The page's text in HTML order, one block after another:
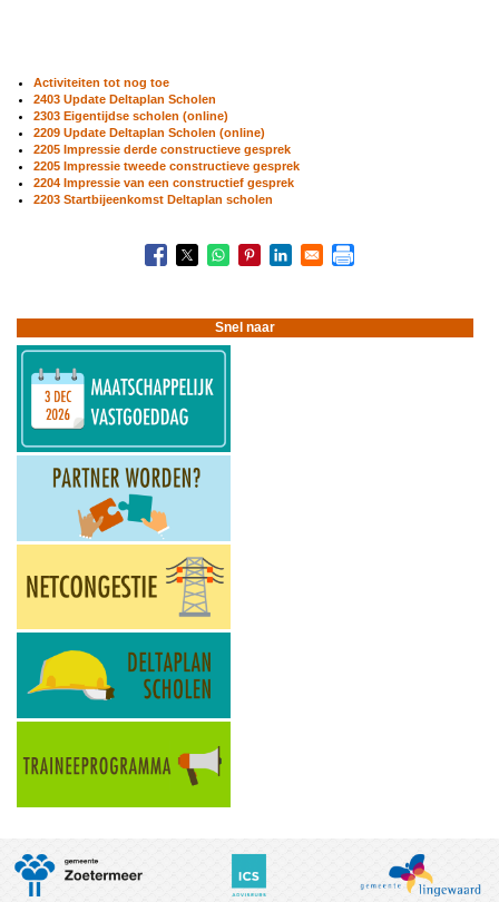
Activiteiten tot nog toe
2403 Update Deltaplan Scholen
2303 Eigentijdse scholen (online)
2209 Update Deltaplan Scholen (online)
2205 Impressie derde constructieve gesprek
2205 Impressie tweede constructieve gesprek
2204 Impressie van een constructief gesprek
2203 Startbijeenkomst Deltaplan scholen
Scholen
Snel naar